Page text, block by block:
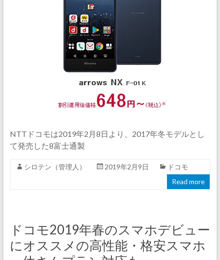
NTTドコモは2019年2月8日より、2017年冬モデルとし
て発売した8富士通製
シロテン（管理人） 2019年2月9日
ドコモ
Read more
ドコモ2019年春のスマホデビュー
にオススメの高性能・格安スマホ